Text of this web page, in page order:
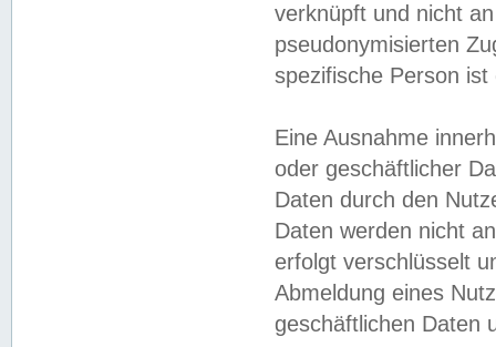
verknüpft und nicht
pseudonymisierten
spezifische Person
Eine Ausnahme
oder geschäftlicher
Daten durch den
Daten werden nicht
erfolgt verschlüsselt
Abmeldung eines
geschäftlichen Daten